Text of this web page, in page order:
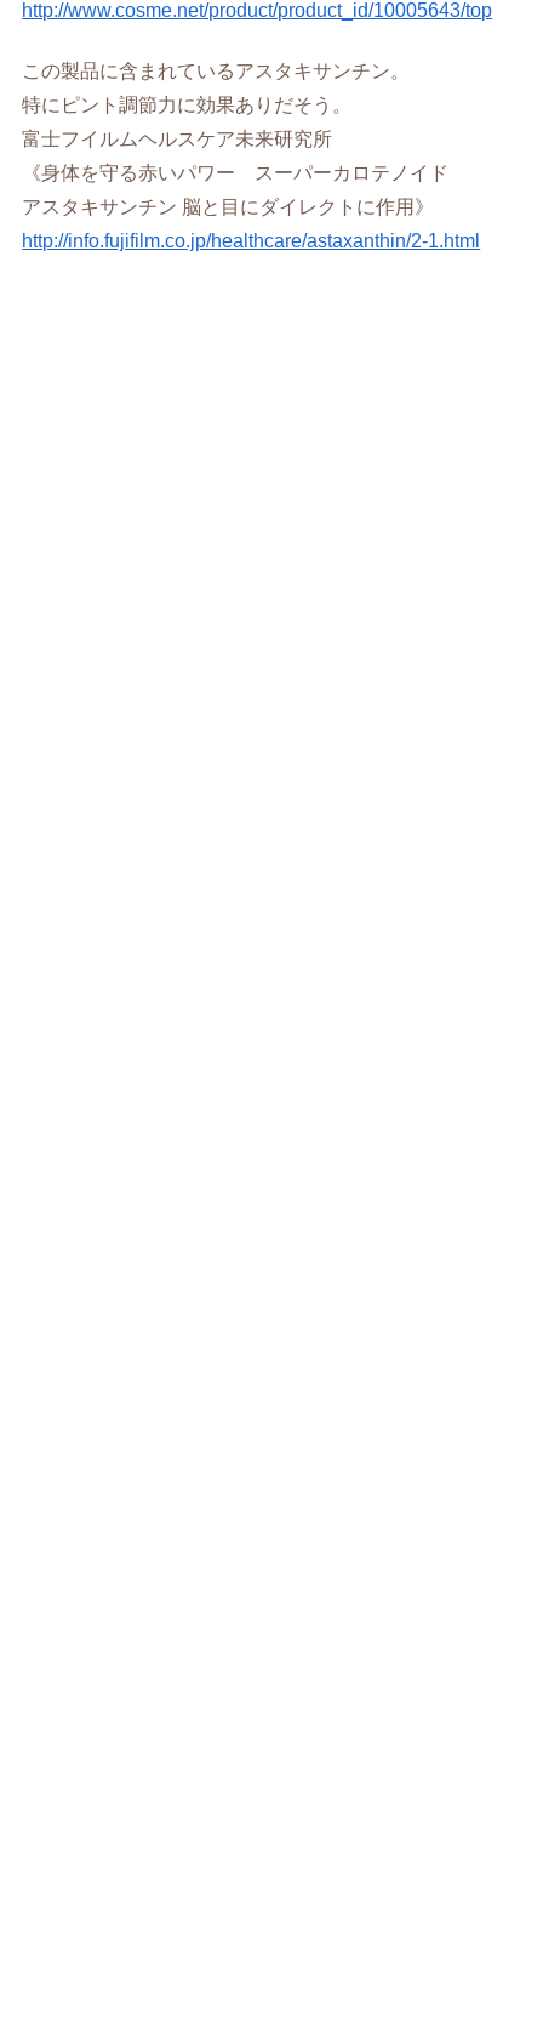
http://www.cosme.net/product/product_id/10005643/top
この製品に含まれているアスタキサンチン。
特にピント調節力に効果ありだそう。
富士フイルムヘルスケア未来研究所
《身体を守る赤いパワー スーパーカロテノイド
アスタキサンチン 脳と目にダイレクトに作用》
http://info.fujifilm.co.jp/healthcare/astaxanthin/2-1.html